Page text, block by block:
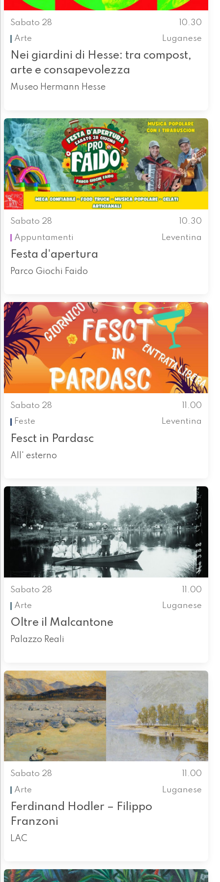
Sabato 28
10.30
Arte
Luganese
Nei giardini di Hesse: tra compost,
arte e consapevolezza
Museo Hermann Hesse
Sabato 28
10.30
Appuntamenti
Leventina
Festa d'apertura
Parco Giochi Faido
Sabato 28
11.00
Feste
Leventina
Fesct in Pardasc
All' esterno
Sabato 28
11.00
Arte
Luganese
Oltre il Malcantone
Palazzo Reali
Sabato 28
11.00
Arte
Luganese
Ferdinand Hodler – Filippo
Franzoni
LAC